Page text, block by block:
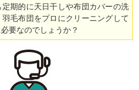
定期的に天日干しや布団カバーの洗
毛布団をプロにクリーニングして
要なのでしょうか？